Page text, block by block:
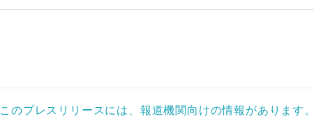
このプレスリリースには、報道機関向けの情報があります。